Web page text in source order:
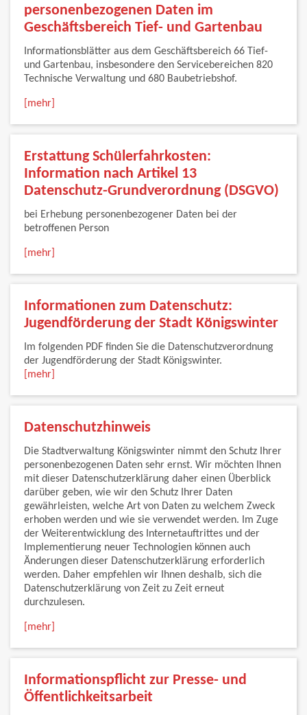
personenbezogenen Daten im
Geschäftsbereich Tief- und Gartenbau
Informationsblätter aus dem Geschäftsbereich 66 Tief-
und Gartenbau, insbesondere den Servicebereichen 820
Technische Verwaltung und 680 Baubetriebshof.
[mehr]
Erstattung Schülerfahrkosten:
Information nach Artikel 13
Datenschutz-Grundverordnung (DSGVO)
bei Erhebung personenbezogener Daten bei der
betroffenen Person
[mehr]
Informationen zum Datenschutz:
Jugendförderung der Stadt Königswinter
Im folgenden PDF finden Sie die Datenschutzverordnung
der Jugendförderung der Stadt Königswinter.
[mehr]
Datenschutzhinweis
Die Stadtverwaltung Königswinter nimmt den Schutz Ihrer
personenbezogenen Daten sehr ernst. Wir möchten Ihnen
mit dieser Datenschutzerklärung daher einen Überblick
darüber geben, wie wir den Schutz Ihrer Daten
gewährleisten, welche Art von Daten zu welchem Zweck
erhoben werden und wie sie verwendet werden. Im Zuge
der Weiterentwicklung des Internetauftrittes und der
Implementierung neuer Technologien können auch
Änderungen dieser Datenschutzerklärung erforderlich
werden. Daher empfehlen wir Ihnen deshalb, sich die
Datenschutzerklärung von Zeit zu Zeit erneut
durchzulesen.
[mehr]
Informationspflicht zur Presse- und
Öffentlichkeitsarbeit